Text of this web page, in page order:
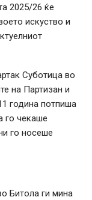
2025/26 ќе
искуство и
Суботица во
на Партизан и
година потпиша
го чекаше
го носеше
Битола ги мина